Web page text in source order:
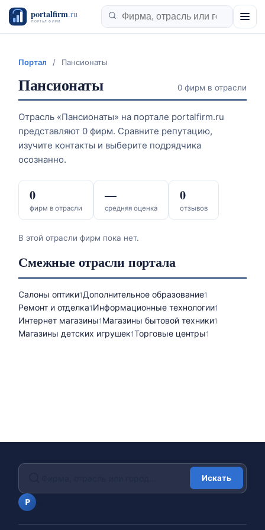
Портал / Пансионаты
Пансионаты 0 фирм в отрасли
Отрасль «Пансионаты» на портале portalfirm.ru
представляют 0 фирм. Сравните репутацию,
изучите контакты и выберите подрядчика
осознанно.
фирм в отрасли
0
средняя оценка
—
отзывов
0
В этой отрасли фирм пока нет.
Смежные отрасли портала
Салоны оптики1 Дополнительное образование1
Ремонт и отделка1 Информационные технологии1
Интернет магазины1 Магазины бытовой техники1
Магазины детских игрушек1Торговые центры1
P
Искать